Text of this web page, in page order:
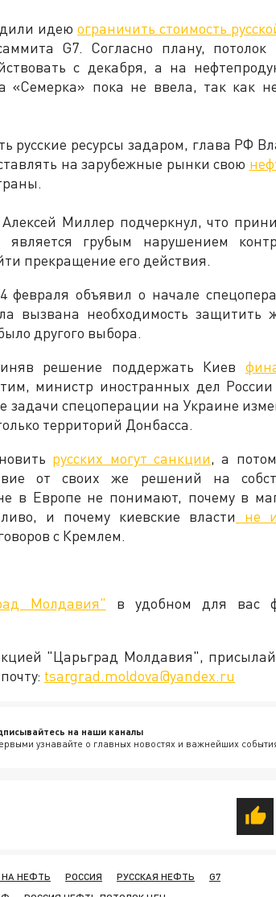
идею ограничить стоимость
G7. Согласно плану,
с декабря, а на
«Семерка» пока не ввела, так как
русские ресурсы задаром, глава РФ
на зарубежные рынки свою
Миллер подчеркнул, что
грубым нарушением
прекращение его действия.
февраля объявил о начале
вызвана необходимость защитить
другого выбора.
решение поддержать Киев
министр иностранных дел России
задачи спецоперации на Украине
территорий Донбасса.
русских могут санкции, а
от своих же решений на
в Европе не понимают, почему в
и почему киевские власти не
с Кремлем.
Молдавия" в удобном для вас
"Царьград Молдавия",
tsargrad.moldova@yandex.ru
на наши каналы
узнавайте о главных новостях и важнейших
НЕФТЬ РОССИЯ РУССКАЯ НЕФТЬ
G7